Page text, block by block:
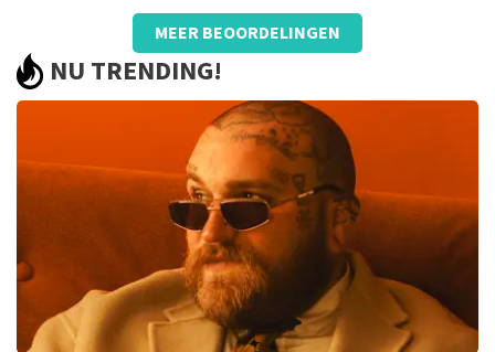
Beoordeling van Luc Huysmans overTopTicketShop
Stipte service
MEER BEOORDELINGEN
NU TRENDING!